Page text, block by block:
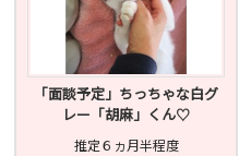
「面談予定」ちっちゃな白グ
レー「胡麻」くん♡
推定６ヵ月半程度